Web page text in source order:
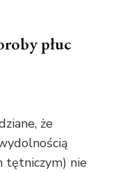
płuc
że
tętniczym) nie